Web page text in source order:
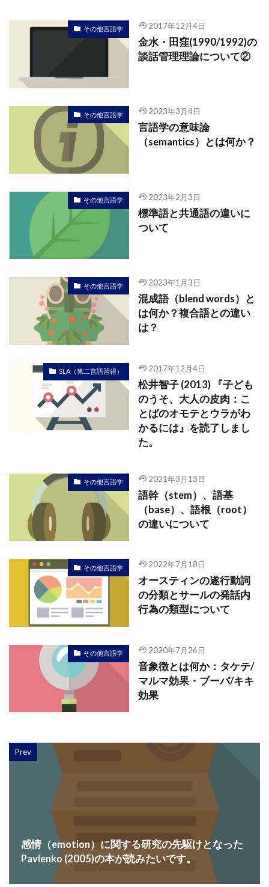
その他言語学 2017年12月4日
金水・田窪(1990/1992)の
談話管理理論について②
その他言語学 2023年3月4日
言語学の意味論
（semantics）とは何か？
その他言語学 2023年2月3日
標準語と共通語の違いに
ついて
その他言語学 2023年1月3日
混成語（blend words）と
は何か？複合語との違い
は？
SLA（第二言語習得） 2017年12月4日
松井智子 (2013) 『子ども
のうそ、大人の皮肉：こ
とばのオモテとウラがわ
かるには』を読了しまし
た。
その他言語学 2021年3月13日
語幹（stem）、語基
（base）、語根（root）
の違いについて
その他言語学 2022年7月18日
オースティンの遂行動詞
の分類とサールの発話内
行為の類型について
その他言語学 2020年7月26日
音象徴とは何か：タケテ/
マルマ効果・ブーバ/キキ
効果
Prev
感情（emotion）に関する研究の先駆けとなった
Pavlenko (2005)の本が読みたいです。